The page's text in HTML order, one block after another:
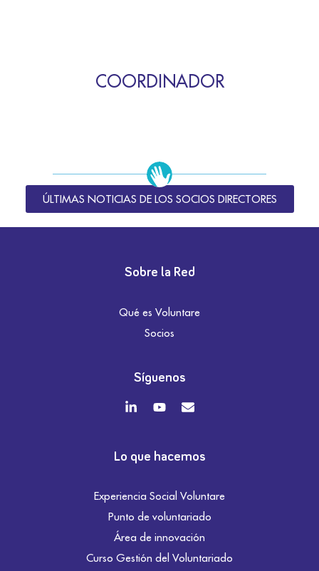
COORDINADOR
ÚLTIMAS NOTICIAS DE LOS SOCIOS DIRECTORES
Sobre la Red
Qué es Voluntare
Socios
Síguenos
Lo que hacemos
Experiencia Social Voluntare
Punto de voluntariado
Área de innovación
Curso Gestión del Voluntariado